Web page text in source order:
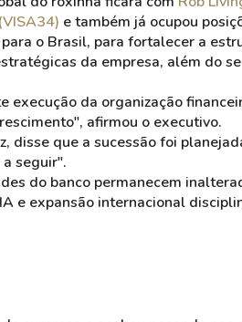
e também já ocupou
o Brasil, para fortalecer a
da empresa, além do
execução da organização
afirmou o executivo.
disse que a sucessão foi
seguir".
do banco permanecem
e expansão internacional